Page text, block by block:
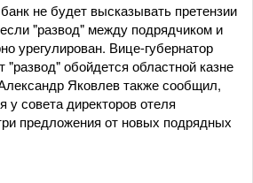
не будет высказывать претензии
"развод" между подрядчиком и
урегулирован. Вице-губернатор
"развод" обойдется областной казне
Яковлев также сообщил,
у совета директоров отеля
предложения от новых подрядных